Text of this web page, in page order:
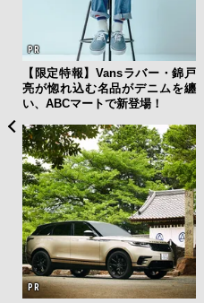
【限定特報】Vansラバー・錦戸
亮が惚れ込む名品がデニムを纏
い、ABCマートで新登場！